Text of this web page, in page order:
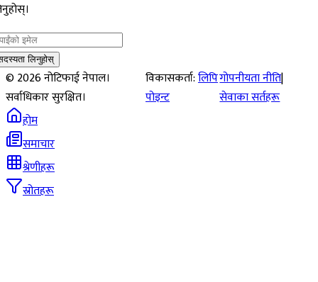
लिनुहोस्
©2026नोटिफाई नेपाल।
सर्वाधिकार सुरक्षित।
विकासकर्ता:लिपि
पोइन्ट
गोपनीयता नीति|
सेवाका सर्तहरू
होम
समाचार
श्रेणीहरू
स्रोतहरू